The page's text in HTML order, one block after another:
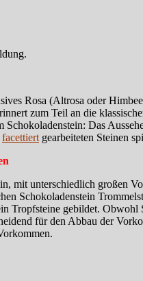
Rosa (Altrosa oder
zum Teil an die
Das
facettiert gearbeiteten Steinen
mit unterschiedlich großen
Schokoladenstein
Tropfsteine gebildet.
für den Abbau der